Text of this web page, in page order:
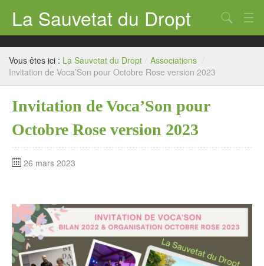
La Sauvetat du Dropt
Accueil
Mairie
Archives
Contact
Chercher
Vous êtes ici : La Sauvetat du Dropt / Associations /
Invitation de Voca’Son pour Octobre Rose version 2023
Invitation de Voca’Son pour
Octobre Rose version 2023
26 mars 2023